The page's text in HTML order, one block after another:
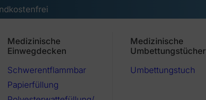
Medizinische
Einwegdecken
Schwerentflammbar
Papierfüllung
Medizinische
Umbettungstücher
Umbettungstuch